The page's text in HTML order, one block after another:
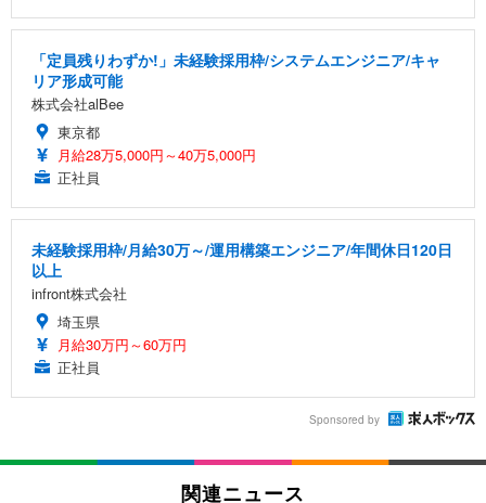
「定員残りわずか!」未経験採用枠/システムエンジニア/キャ
リア形成可能
株式会社alBee
東京都
月給28万5,000円～40万5,000円
正社員
未経験採用枠/月給30万～/運用構築エンジニア/年間休日120日
以上
infront株式会社
埼玉県
月給30万円～60万円
正社員
Sponsored by
関連ニュース